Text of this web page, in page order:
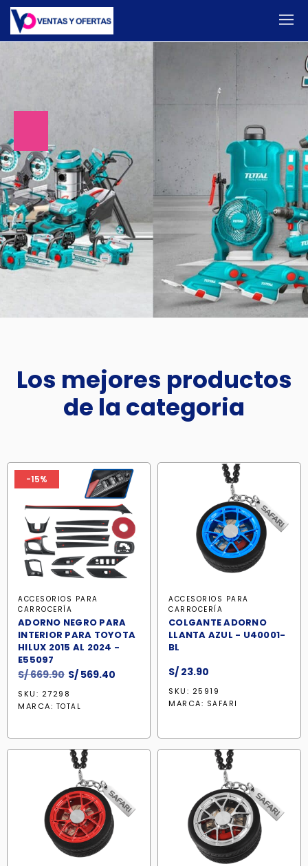
Los mejores productos
de la categoria
-15%
ACCESORIOS PARA
CARROCERÍA
ADORNO NEGRO PARA
INTERIOR PARA TOYOTA
HILUX 2015 AL 2024 -
E55097
S/669.90 El
precio
original
S/ 569.40
SKU: 27298
MARCA: TOTAL
ACCESORIOS PARA
CARROCERÍA
COLGANTE ADORNO
LLANTA AZUL - U40001-
BL
S/ 23.90
SKU: 25919
MARCA: SAFARI